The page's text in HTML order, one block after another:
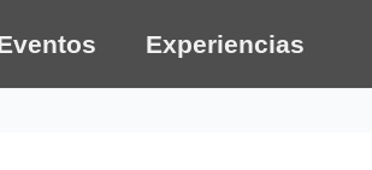
Experiencias